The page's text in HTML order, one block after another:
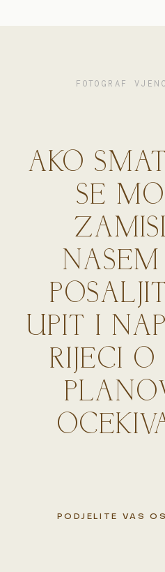
FOTOGRAF
AKO
SE
UPIT I
RIJECI
PODJELITE VAS